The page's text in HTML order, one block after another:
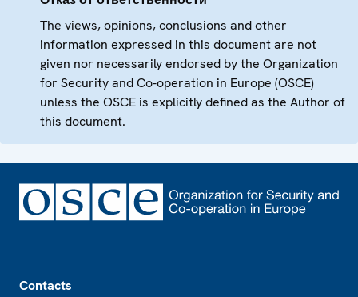
The views, opinions, conclusions and other
information expressed in this document are not
given nor necessarily endorsed by the Organization
for Security and Co-operation in Europe (OSCE)
unless the OSCE is explicitly defined as the Author of
this document.
Contacts